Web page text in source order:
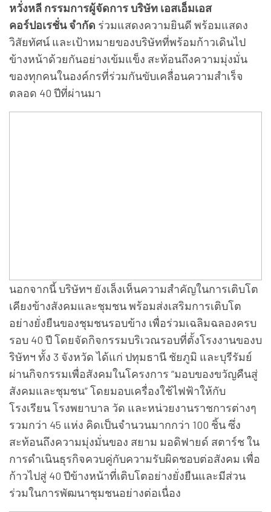
หวั่งหลี กรรมการผู้จัดการ บริษัท เอสเอ็มเอส
คอร์ปอเรชั่น จำกัด ร่วมแสดงความยินดี พร้อมแสดง
วิสัยทัศน์ และเป้าหมายของบริษัทที่พร้อมก้าวเดินไป
ข้างหน้าด้วยกันอย่างเข้มแข็ง สะท้อนถึงความมุ่งมั่น
ของทุกคนในองค์กรที่ร่วมกันขับเคลื่อนความสำเร็จ
ตลอด 40 ปีที่ผ่านมา
นอกจากนี้ บริษัทฯ ยังเล็งเห็นความสำคัญในการเติบโต
เคียงข้างสังคมและชุมชน พร้อมส่งเสริมการเติบโต
อย่างยั่งยืนของชุมชนรอบข้าง เพื่อร่วมเฉลิมฉลองครบ
รอบ 40 ปี โดยจัดกิจกรรมบริเวณรอบที่ตั้งโรงงานของบ
ริษัทฯ ทั้ง 3 จังหวัด ได้แก่ ปทุมธานี ชัยภูมิ และบุรีรัมย์
ผ่านกิจกรรมเพื่อสังคมในโครงการ “มอบของขวัญคืนสู่
สังคมและชุมชน” โดยมอบเครื่องใช้ไฟฟ้าให้กับ
โรงเรียน โรงพยาบาล วัด และหน่วยงานราชการต่างๆ
รวมกว่า 45 แห่ง คิดเป็นจำนวนมากกว่า 100 ชิ้น ซึ่ง
สะท้อนถึงความมุ่งมั่นของ สยาม มอดิฟายด์ สตาร์ช ใน
การดำเนินธุรกิจควบคู่กับความรับผิดชอบต่อสังคม เพื่อ
ก้าวไปสู่ 40 ปีข้างหน้าที่เติบโตอย่างยั่งยืนและมีส่วน
ร่วมในการพัฒนาชุมชนอย่างต่อเนื่อง